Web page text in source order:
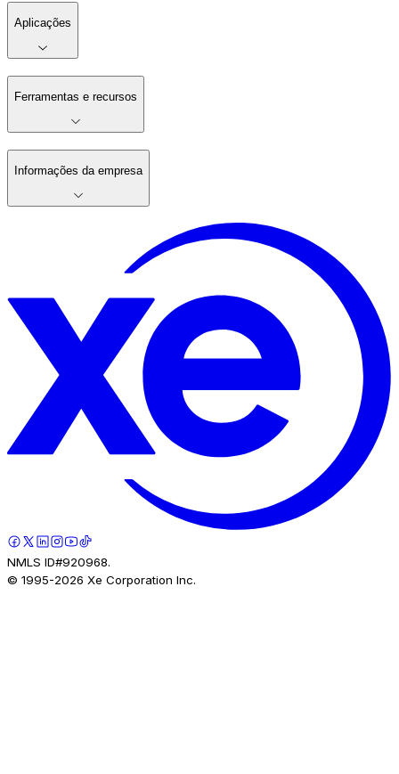
Aplicações
Ferramentas e recursos
Informações da empresa
NMLS ID#920968.
© 1995-2026 Xe Corporation Inc.